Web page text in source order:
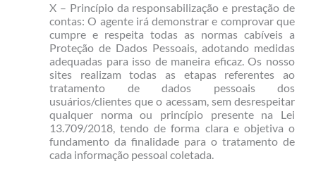
X – Princípio da responsabilização e prestação de
contas: O agente irá demonstrar e comprovar que
cumpre e respeita todas as normas cabíveis a
Proteção de Dados Pessoais, adotando medidas
adequadas para isso de maneira eficaz. Os nosso
sites realizam todas as etapas referentes ao
tratamento de dados pessoais dos
usuários/clientes que o acessam, sem desrespeitar
qualquer norma ou princípio presente na Lei
13.709/2018, tendo de forma clara e objetiva o
fundamento da finalidade para o tratamento de
cada informação pessoal coletada.